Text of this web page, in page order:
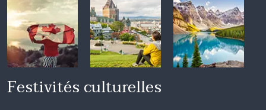
Festivités culturelles